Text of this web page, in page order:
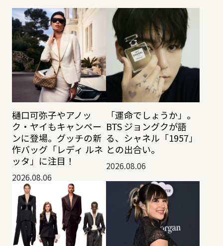
樋口可弥子やアノッ
ク・ヤイもキャンペー
ンに登場。グッチの新
作バッグ「レディ ルネ
ッタ」に注目！
2026.08.06
「運命でしょうか」。
BTS ジョングクが語
る、シャネル「1957」
との出合い。
2026.08.06